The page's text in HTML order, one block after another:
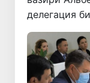
делегация